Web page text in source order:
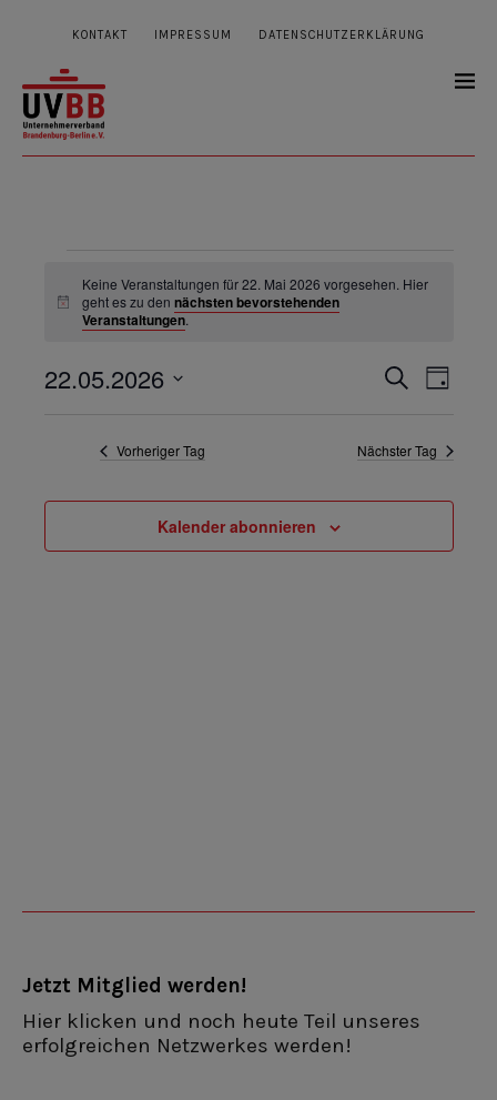
KONTAKT IMPRESSUM DATENSCHUTZERKLÄRUNG
für
22.
2026
Hinweis
Keine Veranstaltungen für 22. Mai 2026 vorgesehen. Hier
geht es zu dennächsten bevorstehenden
Veranstaltungen.
und
Suche
Tag
22.05.2026
Vorheriger Tag Nächster Tag
Kalender abonnieren
Jetzt Mitglied werden!
Hier klicken und noch heute Teil unseres
erfolgreichen Netzwerkes werden!